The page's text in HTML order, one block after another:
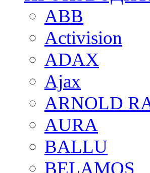
ABB
Activision
ADAX
Ajax
ARNOLD
AURA
BALLU
BELAMOS